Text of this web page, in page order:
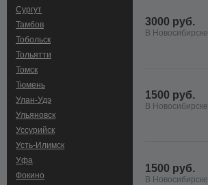
Сургут
Тамбов
Тобольск
Тольятти
Томск
Тюмень
Улан-Удэ
Ульяновск
Уссурийск
Усть-Илимск
Уфа
Фокино
3000 руб.
В Новосибирске
1500 руб.
В Новосибирске
1500 руб.
В Новосибирске